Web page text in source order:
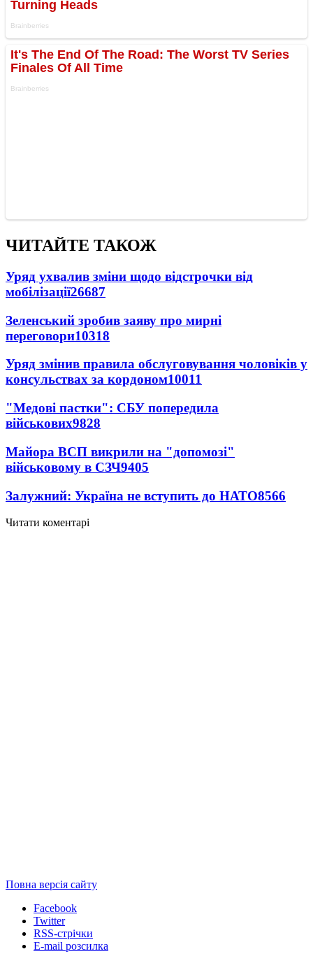
ЧИТАЙТЕ ТАКОЖ
Уряд ухвалив зміни щодо відстрочки від
мобілізації26687
Зеленський зробив заяву про мирні
переговори10318
Уряд змінив правила обслуговування чоловіків у
консульствах за кордоном10011
"Медові пастки": СБУ попередила
військових9828
Майора ВСП викрили на "допомозі"
військовому в СЗЧ9405
Залужний: Україна не вступить до НАТО8566
Читати коментарі
Повна версія сайту
Facebook
Twitter
RSS-стрічки
E-mail розсилка